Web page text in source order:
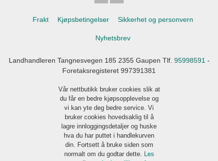
Frakt Kjøpsbetingelser Sikkerhet og personvern
Nyhetsbrev
Landhandleren Tangnesvegen 185 2355 Gaupen Tlf. 95998591-
Foretaksregisteret 997391381
Vår nettbutikk bruker cookies slik at
du får en bedre kjøpsopplevelse og
vi kan yte deg bedre service. Vi
bruker cookies hovedsaklig til å
lagre innloggingsdetaljer og huske
hva du har puttet i handlekurven
din. Fortsett å bruke siden som
normalt om du godtar dette.
Les